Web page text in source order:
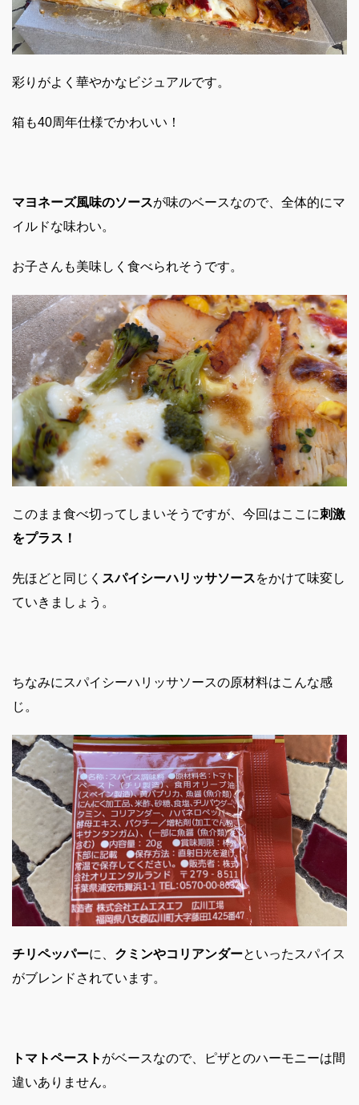
彩りがよく華やかなビジュアルです。
箱も40周年仕様でかわいい！
マヨネーズ風味のソースが味のベースなので、全体的にマ
イルドな味わい。
お子さんも美味しく食べられそうです。
このまま食べ切ってしまいそうですが、今回はここに刺激
をプラス！
先ほどと同じく スパイシーハリッサソースをかけて味変し
ていきましょう。
ちなみにスパイシーハリッサソースの原材料はこんな感
じ。
チリペッパーに、 クミンやコリアンダーといったスパイス
がブレンドされています。
トマトペースト がベースなので、ピザとのハーモニーは間
違いありません。